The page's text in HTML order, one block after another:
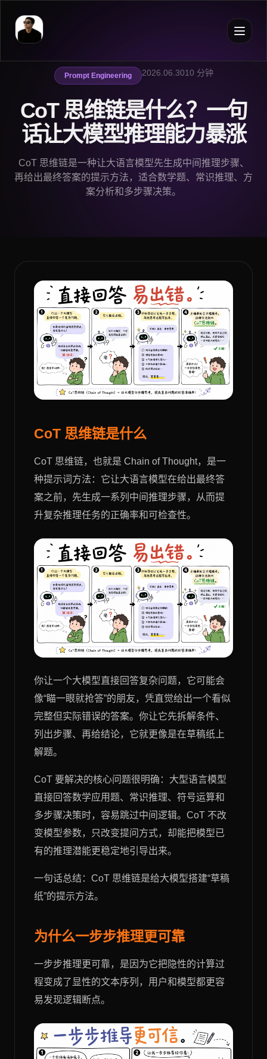
Prompt Engineering 2026.06.3010 分钟
CoT 思维链是什么？一句
话让大模型推理能力暴涨
CoT 思维链是一种让大语言模型先生成中间推理步骤、
再给出最终答案的提示方法，适合数学题、常识推理、方
案分析和多步骤决策。
CoT 思维链是什么
CoT 思维链，也就是 Chain of Thought，是一
种提示词方法：它让大语言模型在给出最终答
案之前，先生成一系列中间推理步骤，从而提
升复杂推理任务的正确率和可检查性。
你让一个大模型直接回答复杂问题，它可能会
像“瞄一眼就抢答”的朋友，凭直觉给出一个看似
完整但实际错误的答案。你让它先拆解条件、
列出步骤、再给结论，它就更像是在草稿纸上
解题。
CoT 要解决的核心问题很明确：大型语言模型
直接回答数学应用题、常识推理、符号运算和
多步骤决策时，容易跳过中间逻辑。CoT 不改
变模型参数，只改变提问方式，却能把模型已
有的推理潜能更稳定地引导出来。
一句话总结：CoT 思维链是给大模型搭建“草稿
纸”的提示方法。
为什么一步步推理更可靠
一步步推理更可靠，是因为它把隐性的计算过
程变成了显性的文本序列，用户和模型都更容
易发现逻辑断点。